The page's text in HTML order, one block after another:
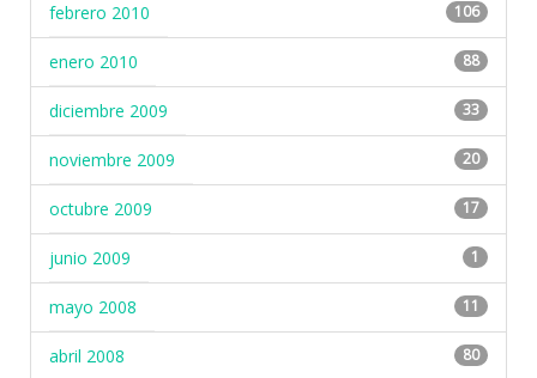
febrero 2010 106
enero 2010 88
diciembre 2009 33
noviembre 2009 20
octubre 2009 17
junio 2009 1
mayo 2008 11
abril 2008 80